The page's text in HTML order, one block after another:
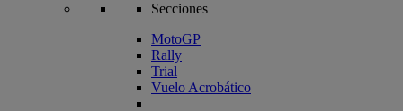
Secciones
MotoGP
Rally
Trial
Vuelo Acrobático